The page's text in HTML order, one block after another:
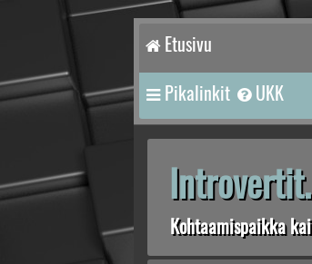
Etusivu
Pikalinkit UKK
Kohtaamispaikka